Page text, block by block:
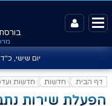
יום שישי,
דף הבית חדשות חדשות
הפעלת שירות